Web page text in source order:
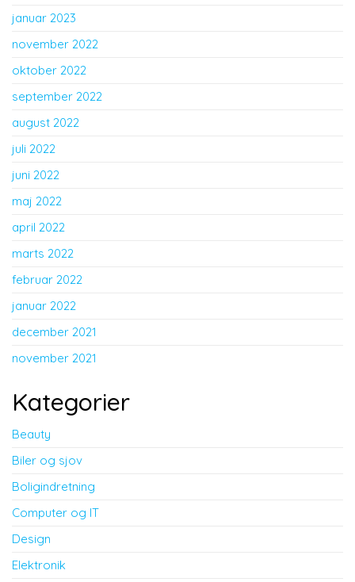
januar 2023
november 2022
oktober 2022
september 2022
august 2022
juli 2022
juni 2022
maj 2022
april 2022
marts 2022
februar 2022
januar 2022
december 2021
november 2021
Kategorier
Beauty
Biler og sjov
Boligindretning
Computer og IT
Design
Elektronik